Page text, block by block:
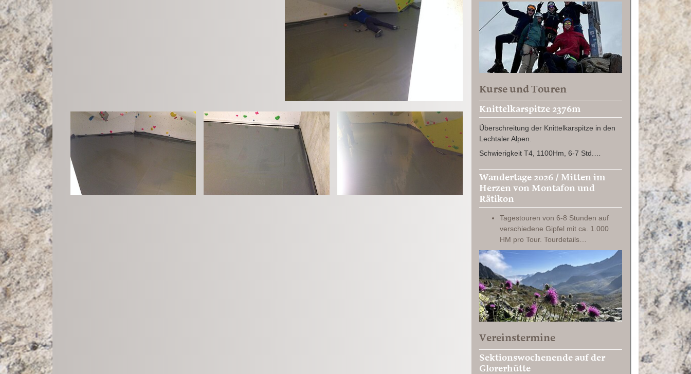
Kurse und Touren
Knittelkarspitze 2376m
Überschreitung der Knittelkarspitze in den
Lechtaler Alpen.
Schwierigkeit T4, 1100Hm, 6-7 Std.…
Wandertage 2026 / Mitten im
Herzen von Montafon und
Rätikon
Tagestouren von 6-8 Stunden auf
verschiedene Gipfel mit ca. 1.000
HM pro Tour. Tourdetails…
Vereinstermine
Sektionswochenende auf der
Glorerhütte